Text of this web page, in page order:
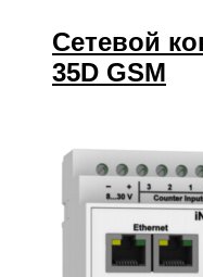
Сетевой
35D GSM